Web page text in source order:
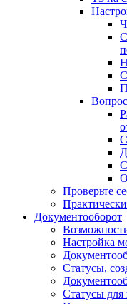
Проверьте
Документооборот
Настройка
Статусы,
Статусы